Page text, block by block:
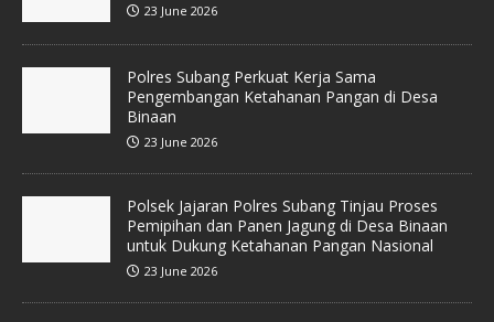
23 June 2026
Polres Subang Perkuat Kerja Sama
Pengembangan Ketahanan Pangan di Desa
Binaan
23 June 2026
Polsek Jajaran Polres Subang Tinjau Proses
Pemipihan dan Panen Jagung di Desa Binaan
untuk Dukung Ketahanan Pangan Nasional
23 June 2026